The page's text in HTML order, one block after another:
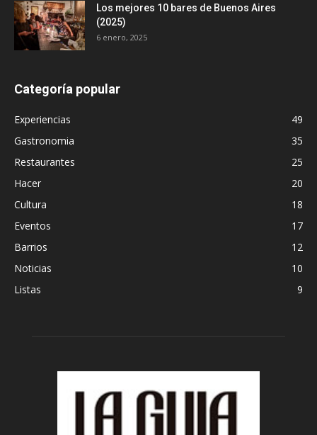
Los mejores 10 bares de Buenos Aires
(2025)
6 enero, 2025
Categoría popular
Experiencias
49
Gastronomia
35
Restaurantes
25
Hacer
20
Cultura
18
Eventos
17
Barrios
12
Noticias
10
Listas
9